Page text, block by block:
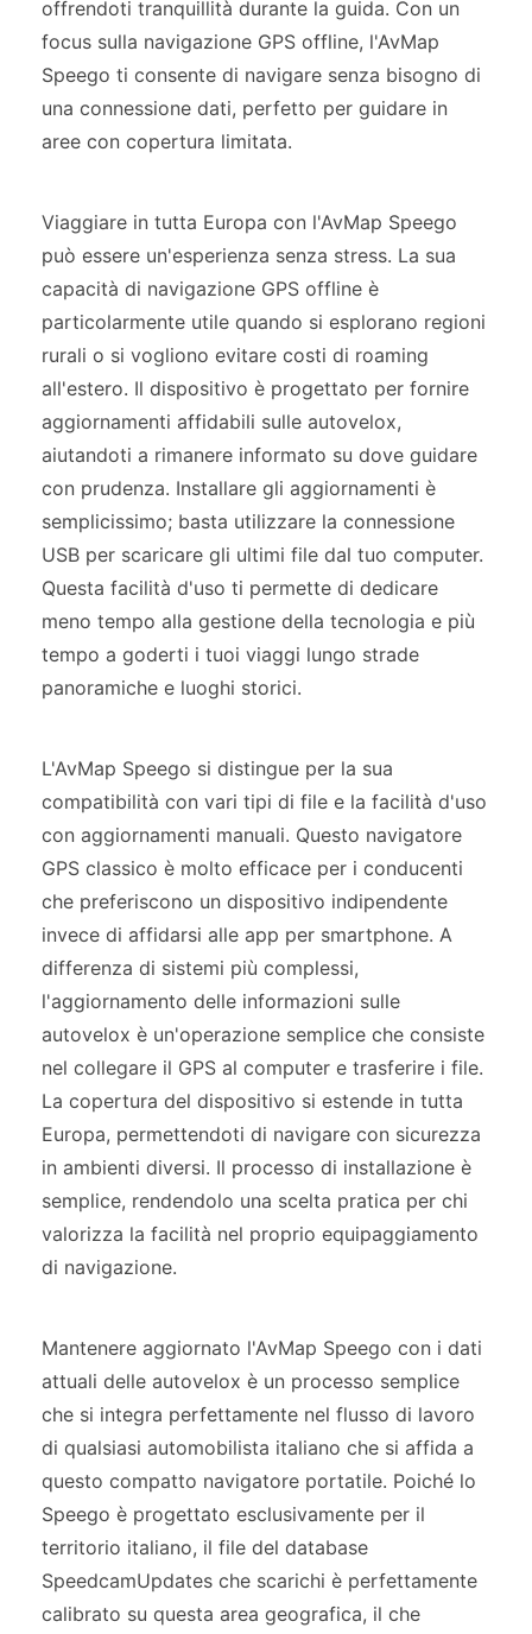
offrendoti tranquillità durante la guida. Con un
focus sulla navigazione GPS offline, l'AvMap
Speego ti consente di navigare senza bisogno di
una connessione dati, perfetto per guidare in
aree con copertura limitata.
Viaggiare in tutta Europa con l'AvMap Speego
può essere un'esperienza senza stress. La sua
capacità di navigazione GPS offline è
particolarmente utile quando si esplorano regioni
rurali o si vogliono evitare costi di roaming
all'estero. Il dispositivo è progettato per fornire
aggiornamenti affidabili sulle autovelox,
aiutandoti a rimanere informato su dove guidare
con prudenza. Installare gli aggiornamenti è
semplicissimo; basta utilizzare la connessione
USB per scaricare gli ultimi file dal tuo computer.
Questa facilità d'uso ti permette di dedicare
meno tempo alla gestione della tecnologia e più
tempo a goderti i tuoi viaggi lungo strade
panoramiche e luoghi storici.
L'AvMap Speego si distingue per la sua
compatibilità con vari tipi di file e la facilità d'uso
con aggiornamenti manuali. Questo navigatore
GPS classico è molto efficace per i conducenti
che preferiscono un dispositivo indipendente
invece di affidarsi alle app per smartphone. A
differenza di sistemi più complessi,
l'aggiornamento delle informazioni sulle
autovelox è un'operazione semplice che consiste
nel collegare il GPS al computer e trasferire i file.
La copertura del dispositivo si estende in tutta
Europa, permettendoti di navigare con sicurezza
in ambienti diversi. Il processo di installazione è
semplice, rendendolo una scelta pratica per chi
valorizza la facilità nel proprio equipaggiamento
di navigazione.
Mantenere aggiornato l'AvMap Speego con i dati
attuali delle autovelox è un processo semplice
che si integra perfettamente nel flusso di lavoro
di qualsiasi automobilista italiano che si affida a
questo compatto navigatore portatile. Poiché lo
Speego è progettato esclusivamente per il
territorio italiano, il file del database
SpeedcamUpdates che scarichi è perfettamente
calibrato su questa area geografica, il che